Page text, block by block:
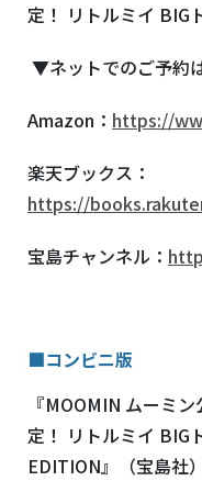
定！ リトルミイ BIG
▼ネットでのご予約
Amazon ： https://
楽天ブックス：
https://
宝島チャンネル：
■コンビニ版
『MOOMIN ムーミ
定！ リトルミイ BIG
EDITION』（宝島社）